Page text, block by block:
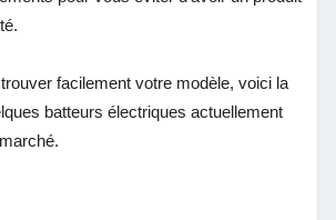
facilement votre modèle, voici la
batteurs électriques actuellement